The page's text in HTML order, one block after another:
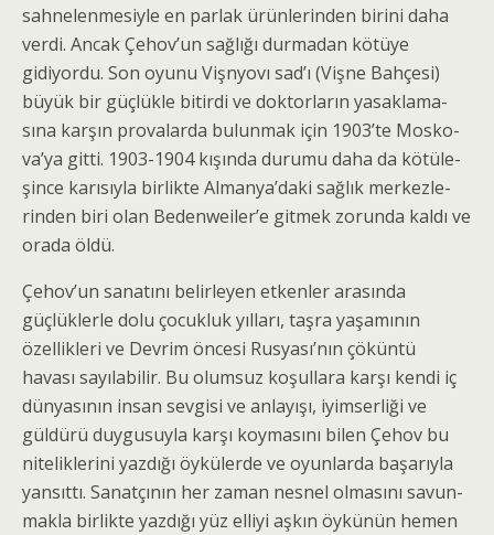
sahnelenmesiyle en parlak ürünlerinden birini daha
verdi. Ancak Çehov’un sağlığı durmadan kötüye
gidiyordu. Son oyunu Vişnyovı sad’ı (Vişne Bahçesi)
büyük bir güçlükle bitirdi ve doktorların yasaklama­
sına karşın provalarda bulunmak için 1903’te Mosko­
va’ya gitti. 1903-1904 kışında durumu daha da kötüle­
şince karısıyla birlikte Almanya’daki sağlık merkezle­
rinden biri olan Bedenweiler’e gitmek zorunda kaldı ve
orada öldü.
Çehov’un sanatını belirleyen etkenler arasında
güçlüklerle dolu çocukluk yılları, taşra yaşamının
özellikleri ve Devrim öncesi Rusyası’nın çöküntü
havası sayılabilir. Bu olumsuz koşullara karşı kendi iç
dünyasının insan sevgisi ve anlayışı, iyimserliği ve
güldürü duygusuyla karşı koymasını bilen Çehov bu
niteliklerini yazdığı öykülerde ve oyunlarda başarıyla
yansıttı. Sanatçının her zaman nesnel olmasını savun­
makla birlikte yazdığı yüz elliyi aşkın öykünün hemen